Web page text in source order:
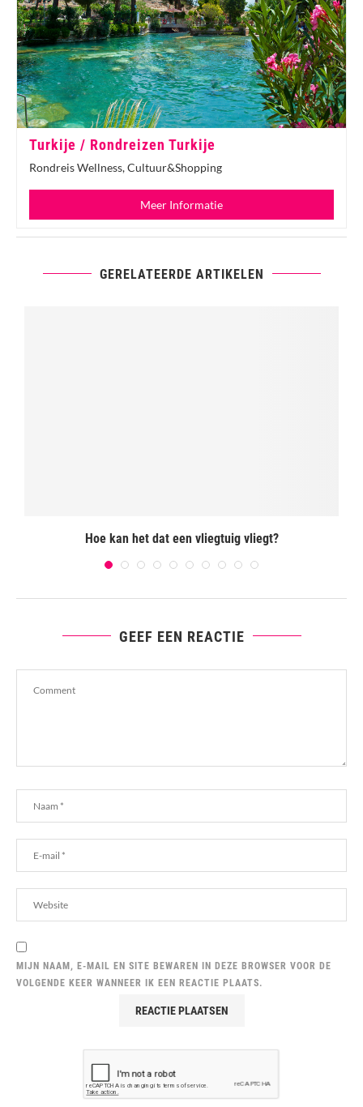
Turkije / Rondreizen Turkije
Rondreis Wellness, Cultuur&Shopping
Meer Informatie
GERELATEERDE ARTIKELEN
Hoe kan het dat een vliegtuig vliegt?
GEEF EEN REACTIE
MIJN NAAM, E-MAIL EN SITE BEWAREN IN DEZE BROWSER VOOR DE
VOLGENDE KEER WANNEER IK EEN REACTIE PLAATS.